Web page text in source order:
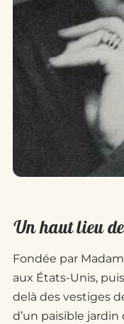
Un haut lieu
Fondée par
aux États-Unis,
delà des vestiges
d’un paisible